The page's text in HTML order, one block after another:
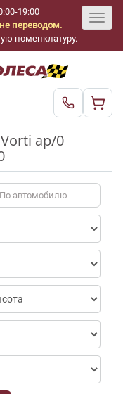
19:00
переводом.
номенклатуру.
ap/0
По автомобилю